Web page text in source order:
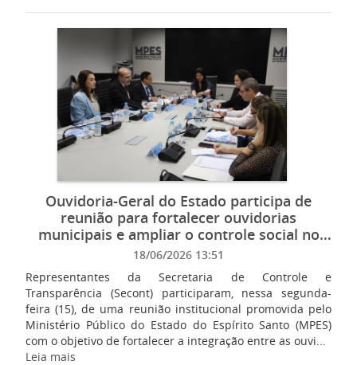
Ouvidoria-Geral do Estado participa de
reunião para fortalecer ouvidorias
municipais e ampliar o controle social no
Espírito Santo
18/06/2026 13:51
Representantes da Secretaria de Controle e
Transparência (Secont) participaram, nessa segunda-
feira (15), de uma reunião institucional promovida pelo
Ministério Público do Estado do Espírito Santo (MPES)
com o objetivo de fortalecer a integração entre as ouvi...
Leia mais